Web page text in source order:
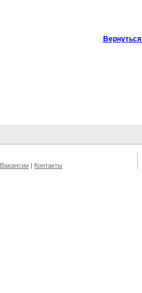
Вакансии | Контакты